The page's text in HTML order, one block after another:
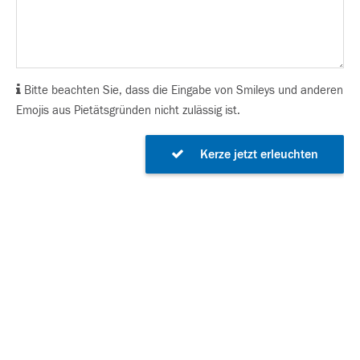
Bitte beachten Sie, dass die Eingabe von Smileys und anderen
Emojis aus Pietätsgründen nicht zulässig ist.
Kerze jetzt erleuchten